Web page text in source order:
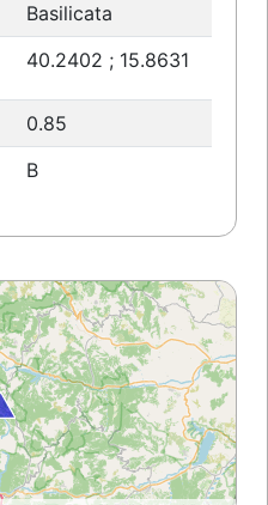
Basilicata
40.2402 ; 15.8631
0.85
B